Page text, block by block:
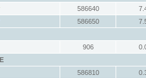
586640
586650
906
586810